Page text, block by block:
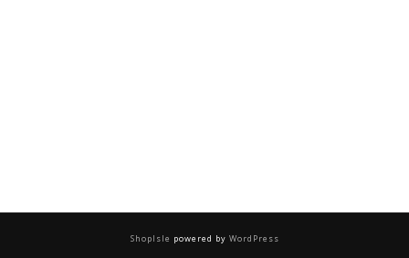
ShopIsle powered by WordPress